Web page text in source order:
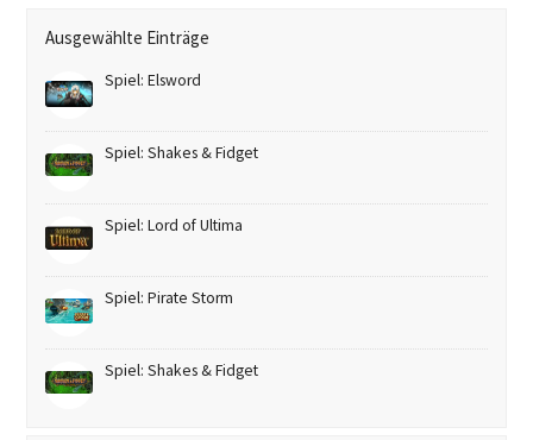
Ausgewählte Einträge
Spiel: Elsword
Spiel: Shakes & Fidget
Spiel: Lord of Ultima
Spiel: Pirate Storm
Spiel: Shakes & Fidget